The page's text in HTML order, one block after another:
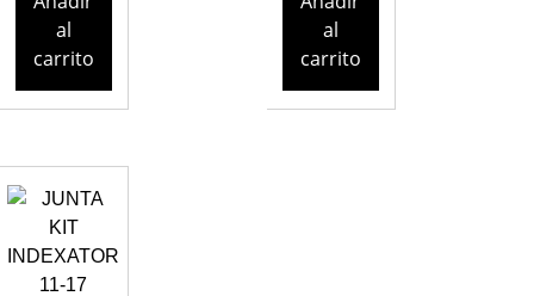
al
carrito
al
carrito